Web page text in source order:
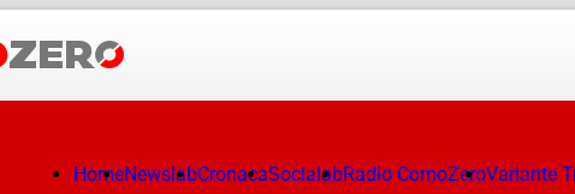
HomeNewslabCronacaSocialabRadio ComoZeroVariante